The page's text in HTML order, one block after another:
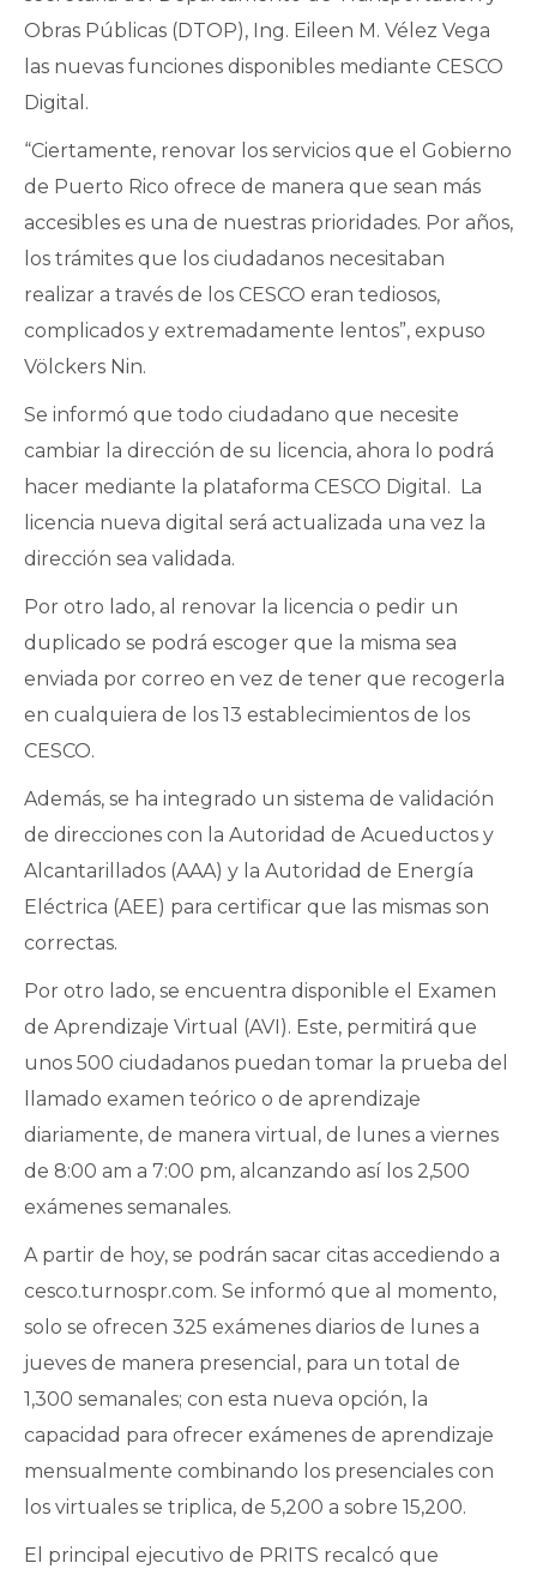
Obras Públicas (DTOP), Ing. Eileen M. Vélez Vega
las nuevas funciones disponibles mediante CESCO
Digital.
“Ciertamente, renovar los servicios que el Gobierno
de Puerto Rico ofrece de manera que sean más
accesibles es una de nuestras prioridades. Por años,
los trámites que los ciudadanos necesitaban
realizar a través de los CESCO eran tediosos,
complicados y extremadamente lentos”, expuso
Völckers Nin.
Se informó que todo ciudadano que necesite
cambiar la dirección de su licencia, ahora lo podrá
hacer mediante la plataforma CESCO Digital. La
licencia nueva digital será actualizada una vez la
dirección sea validada.
Por otro lado, al renovar la licencia o pedir un
duplicado se podrá escoger que la misma sea
enviada por correo en vez de tener que recogerla
en cualquiera de los 13 establecimientos de los
CESCO.
Además, se ha integrado un sistema de validación
de direcciones con la Autoridad de Acueductos y
Alcantarillados (AAA) y la Autoridad de Energía
Eléctrica (AEE) para certificar que las mismas son
correctas.
Por otro lado, se encuentra disponible el Examen
de Aprendizaje Virtual (AVI). Este, permitirá que
unos 500 ciudadanos puedan tomar la prueba del
llamado examen teórico o de aprendizaje
diariamente, de manera virtual, de lunes a viernes
de 8:00 am a 7:00 pm, alcanzando así los 2,500
exámenes semanales.
A partir de hoy, se podrán sacar citas accediendo a
cesco.turnospr.com. Se informó que al momento,
solo se ofrecen 325 exámenes diarios de lunes a
jueves de manera presencial, para un total de
1,300 semanales; con esta nueva opción, la
capacidad para ofrecer exámenes de aprendizaje
mensualmente combinando los presenciales con
los virtuales se triplica, de 5,200 a sobre 15,200.
El principal ejecutivo de PRITS recalcó que